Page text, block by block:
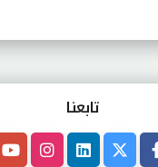
تابعنـا